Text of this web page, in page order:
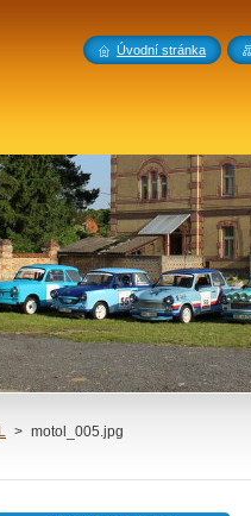
> motol_005.jpg
Úvodní stránka